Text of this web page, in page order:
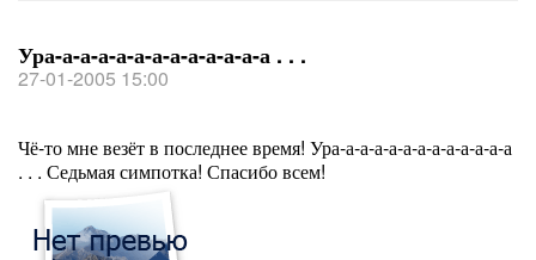
Ура-а-а-а-а-а-а-а-а-а-а-а-а . . .
27-01-2005 15:00
Чё-то мне везёт в последнее время! Ура-а-а-а-а-а-а-а-а-а-а-а-а
. . . Седьмая симпотка! Спасибо всем!